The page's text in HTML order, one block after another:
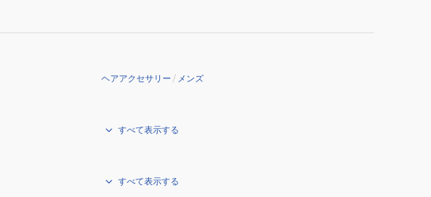
ヘアアクセサリー / メンズ
すべて表示する
すべて表示する